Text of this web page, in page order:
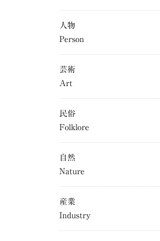
人物
Person
芸術
Art
民俗
Folklore
自然
Nature
産業
Industry